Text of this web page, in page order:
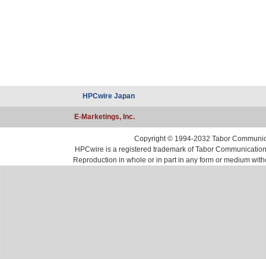
HPCwire Japan
E-Marketings, Inc.
Copyright © 1994-2032 Tabor
HPCwire is a registered trademark of Tabor
Reproduction in whole or in part in any form or medium